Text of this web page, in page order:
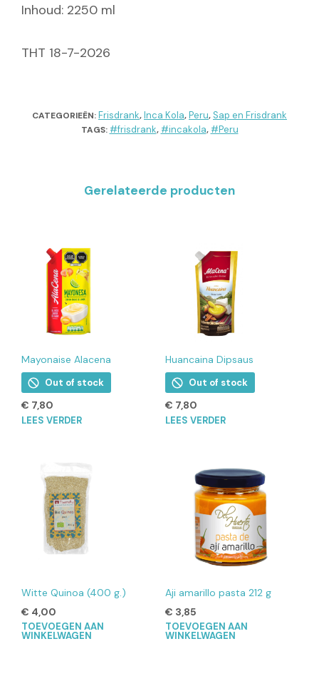
Inhoud: 2250 ml
THT 18-7-2026
CATEGORIEËN:Frisdrank,Inca Kola,Peru,Sap en Frisdrank
TAGS: #frisdrank, #incakola, #Peru
Gerelateerde producten
Mayonaise Alacena
Out of stock
€ 7,80
LEES VERDER
Huancaina Dipsaus
Out of stock
€ 7,80
LEES VERDER
Witte Quinoa (400 g.)
€ 4,00
TOEVOEGEN AAN
WINKELWAGEN
Aji amarillo pasta 212 g
€ 3,85
TOEVOEGEN AAN
WINKELWAGEN